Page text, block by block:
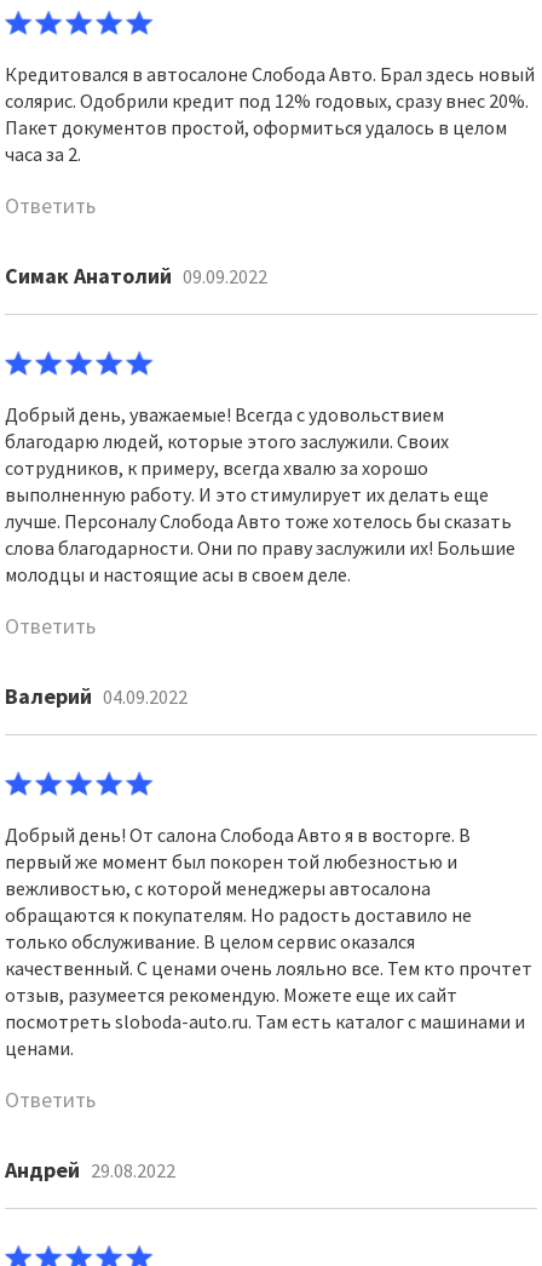
Кредитовался в автосалоне Слобода Авто. Брал здесь новый
солярис. Одобрили кредит под 12% годовых, сразу внес 20%.
Пакет документов простой, оформиться удалось в целом
часа за 2.
Ответить
Симак Анатолий 09.09.2022
Добрый день, уважаемые! Всегда с удовольствием
благодарю людей, которые этого заслужили. Своих
сотрудников, к примеру, всегда хвалю за хорошо
выполненную работу. И это стимулирует их делать еще
лучше. Персоналу Слобода Авто тоже хотелось бы сказать
слова благодарности. Они по праву заслужили их! Большие
молодцы и настоящие асы в своем деле.
Ответить
Валерий 04.09.2022
Добрый день! От салона Слобода Авто я в восторге. В
первый же момент был покорен той любезностью и
вежливостью, с которой менеджеры автосалона
обращаются к покупателям. Но радость доставило не
только обслуживание. В целом сервис оказался
качественный. С ценами очень лояльно все. Тем кто прочтет
отзыв, разумеется рекомендую. Можете еще их сайт
посмотреть sloboda-auto.ru. Там есть каталог с машинами и
ценами.
Ответить
Андрей 29.08.2022